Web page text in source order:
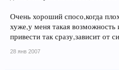
Очень хороший спосо,когда
хуже,у меня такая возможность
привести так сразу,зависит от
28 янв 2007